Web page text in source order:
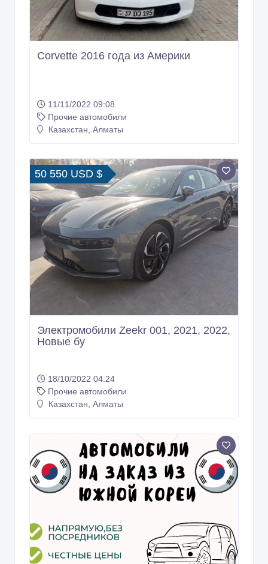
Corvette 2016 года из Америки
11/11/2022 09:08
Прочие автомобили
Казахстан, Алматы
50 550 USD $
Электромобили Zeekr 001, 2021, 2022,
Новые бу
18/10/2022 04:24
Прочие автомобили
Казахстан, Алматы